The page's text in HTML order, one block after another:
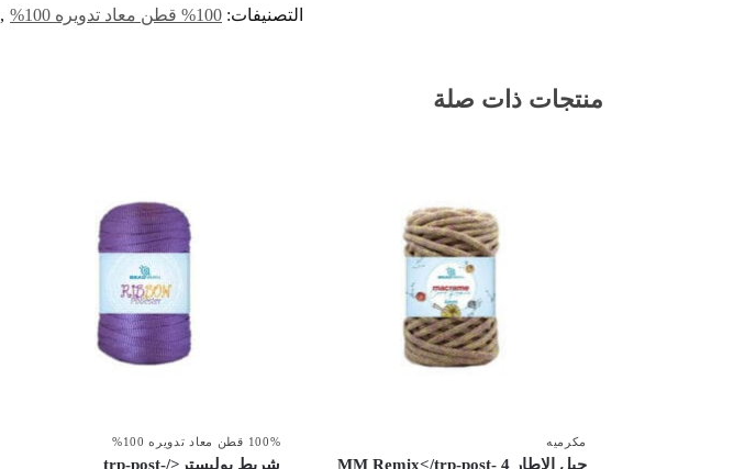
التصنيفات: 100% قطن معاد تدويره 100% ,
منتجات ذات صلة
مكرميه
حبل الإطار 4 MM Remix</trp-post-
100% قطن معاد تدويره 100%
شريط بوليستر</trp-post-